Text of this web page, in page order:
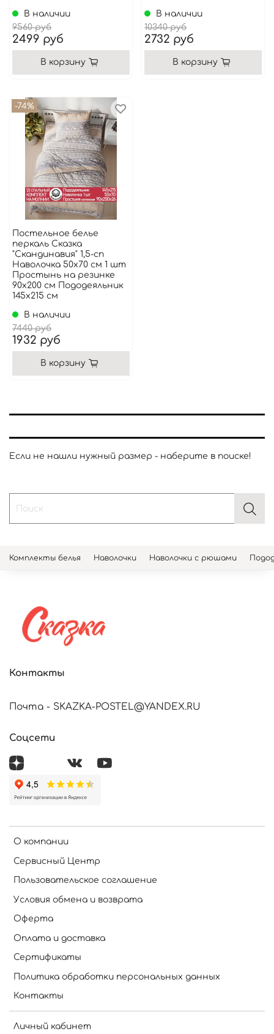
В наличии
9560 руб
2499 руб
В корзину
В наличии
10340 руб
2732 руб
В корзину
-74%
Постельное белье
перкаль Сказка
"Скандинавия" 1,5-сп
Наволочка 50х70 см 1 шт
Простынь на резинке
90x200 см Пододеяльник
145x215 см
В наличии
7440 руб
1932 руб
В корзину
Если не нашли нужный размер - наберите в поиске!
Комплекты белья Наволочки Наволочки с рюшами
О компании
Сервисный Центр
Пользовательское соглашение
Условия обмена и возврата
Оферта
Оплата и доставка
Сертификаты
Политика обработки персональных данных
Контакты
Личный кабинет
Контакты
Почта - SKAZKA-POSTEL@YANDEX.RU
Соцсети